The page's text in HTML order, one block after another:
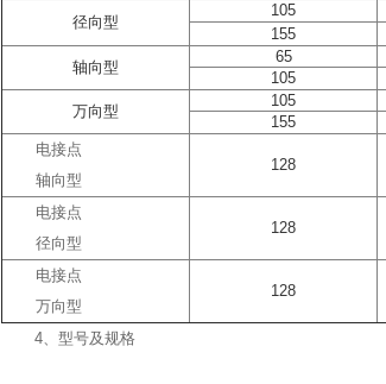
径向型
105
155
轴向型
65
105
万向型
105
155
电接点
轴向型
128
电接点
径向型
128
电接点
万向型
128
4、型号及规格